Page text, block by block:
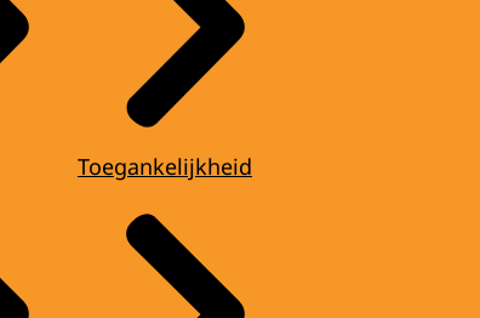
Toegankelijkheid